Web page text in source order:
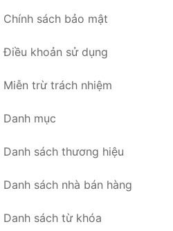
Chính sách bảo mật
Điều khoản sử dụng
Miễn trừ trách nhiệm
Danh mục
Danh sách thương hiệu
Danh sách nhà bán hàng
Danh sách từ khóa